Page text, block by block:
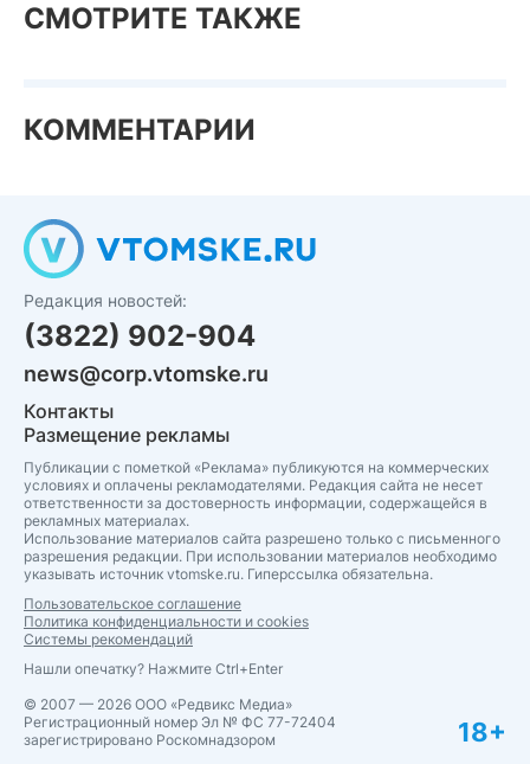
СМОТРИТЕ ТАКЖЕ
КОММЕНТАРИИ
Редакция новостей:
(3822) 902-904
news@corp.vtomske.ru
Контакты
Размещение рекламы
Публикации с пометкой «Реклама» публикуются на коммерческих
условиях и оплачены рекламодателями. Редакция сайта не несет
ответственности за достоверность информации, содержащейся в
рекламных материалах.
Использование материалов сайта разрешено только с письменного
разрешения редакции. При использовании материалов необходимо
указывать источник vtomske.ru. Гиперссылка обязательна.
Пользовательское соглашение
Политика конфиденциальности и cookies
Системы рекомендаций
Нашли опечатку? Нажмите Ctrl+Enter
© 2007 — 2026 ООО «Редвикс Медиа»
Регистрационный номер Эл № ФС 77-72404
зарегистрировано Роскомнадзором
18+